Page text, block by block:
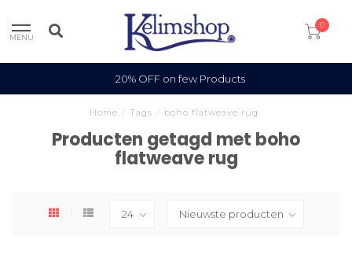
MENU
0
20% OFF on few Products
Home Tags boho flatweave rug
Producten getagd met boho
flatweave rug